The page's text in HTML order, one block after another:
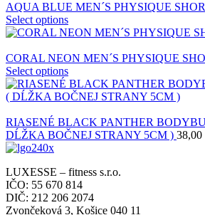
AQUA BLUE MEN´S PHYSIQUE
Select options
CORAL NEON MEN´S PHYSIQUE
Select options
RIASENÉ BLACK PANTHER
DĹŽKA BOČNEJ STRANY 5CM ) 38,00
LUXESSE – fitness s.r.o.
IČO: 55 670 814
DIČ: 212 206 2074
Zvončeková 3, Košice 040 11